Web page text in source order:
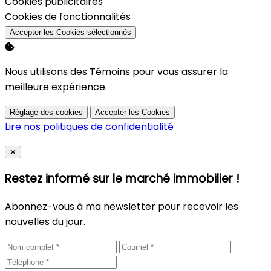
Activer
Cookies de fonctionnalités
Accepter les Cookies sélectionnés
Nous utilisons des Témoins pour vous assurer la
meilleure expérience.
Réglage des cookies Accepter les Cookies
Lire nos politiques de confidentialité
Close
✕
Restez informé sur le marché immobilier !
Abonnez-vous à ma newsletter pour recevoir les
nouvelles du jour.